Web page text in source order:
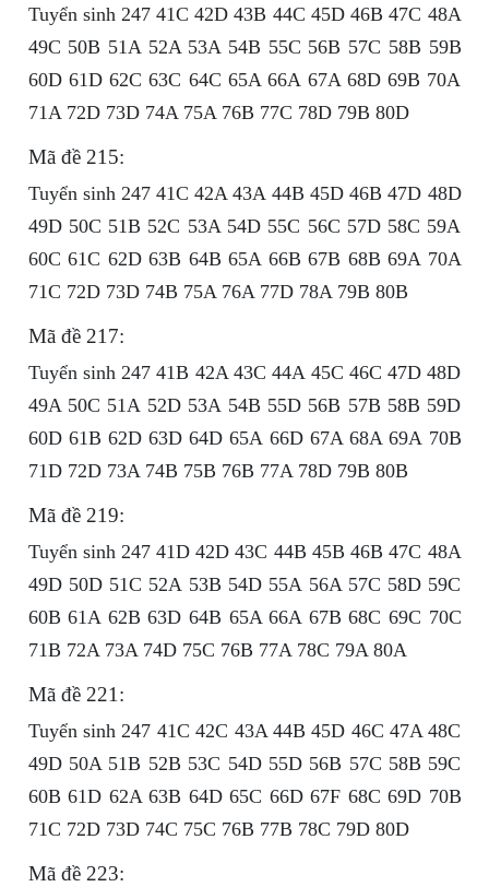
Tuyển sinh 247 41C 42D 43B 44C 45D 46B 47C 48A
49C 50B 51A 52A 53A 54B 55C 56B 57C 58B 59B
60D 61D 62C 63C 64C 65A 66A 67A 68D 69B 70A
71A 72D 73D 74A 75A 76B 77C 78D 79B 80D
Mã đề 215:
Tuyển sinh 247 41C 42A 43A 44B 45D 46B 47D 48D
49D 50C 51B 52C 53A 54D 55C 56C 57D 58C 59A
60C 61C 62D 63B 64B 65A 66B 67B 68B 69A 70A
71C 72D 73D 74B 75A 76A 77D 78A 79B 80B
Mã đề 217:
Tuyển sinh 247 41B 42A 43C 44A 45C 46C 47D 48D
49A 50C 51A 52D 53A 54B 55D 56B 57B 58B 59D
60D 61B 62D 63D 64D 65A 66D 67A 68A 69A 70B
71D 72D 73A 74B 75B 76B 77A 78D 79B 80B
Mã đề 219:
Tuyển sinh 247 41D 42D 43C 44B 45B 46B 47C 48A
49D 50D 51C 52A 53B 54D 55A 56A 57C 58D 59C
60B 61A 62B 63D 64B 65A 66A 67B 68C 69C 70C
71B 72A 73A 74D 75C 76B 77A 78C 79A 80A
Mã đề 221:
Tuyển sinh 247 41C 42C 43A 44B 45D 46C 47A 48C
49D 50A 51B 52B 53C 54D 55D 56B 57C 58B 59C
60B 61D 62A 63B 64D 65C 66D 67F 68C 69D 70B
71C 72D 73D 74C 75C 76B 77B 78C 79D 80D
Mã đề 223: